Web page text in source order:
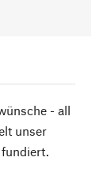
- all
unser